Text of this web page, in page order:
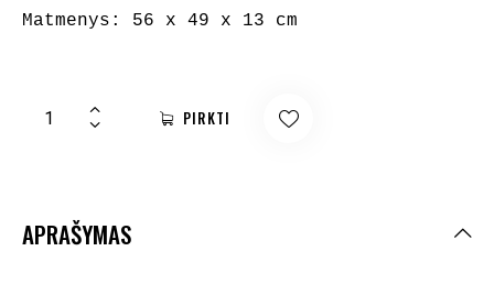
Matmenys: 56 x 49 x 13 cm
PIRKTI
APRAŠYMAS